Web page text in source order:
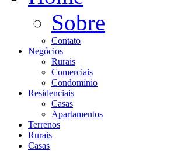
Sobre
Contato
Negócios
Rurais
Comerciais
Condomínio
Residenciais
Casas
Apartamentos
Terrenos
Rurais
Casas